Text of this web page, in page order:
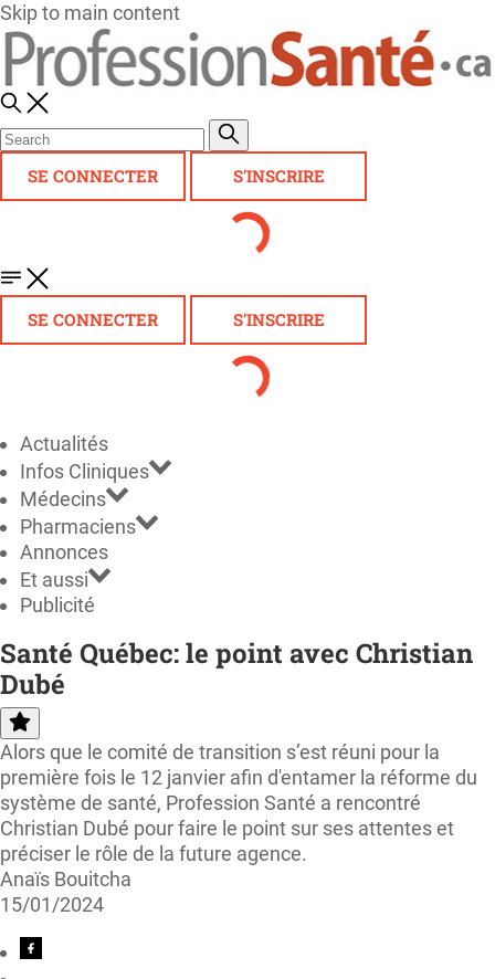
Skip to main content
SE CONNECTER S'INSCRIRE
SE CONNECTER S'INSCRIRE
Actualités
Infos Cliniques
Médecins
Pharmaciens
Annonces
Et aussi
Publicité
Santé Québec: le point avec Christian
Dubé
Alors que le comité de transition s’est réuni pour la
première fois le 12 janvier afin d'entamer la réforme du
système de santé, Profession Santé a rencontré
Christian Dubé pour faire le point sur ses attentes et
préciser le rôle de la future agence.
Anaïs Bouitcha
15/01/2024